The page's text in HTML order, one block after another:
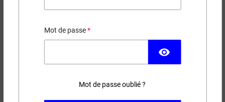
Mot de passe
visibility
Mot de passe oublié ?
4,90 €
EN STOCK